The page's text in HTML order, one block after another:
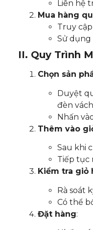
Liên hệ
Mua hàng
Truy
Sử dụng
II. Quy Trình
Chọn sản
Duyệt
đèn
Nhấn
Thêm vào
Sau khi
Tiếp tục
Kiểm tra giỏ
Rà soát
Có thể
Đặt hàng: